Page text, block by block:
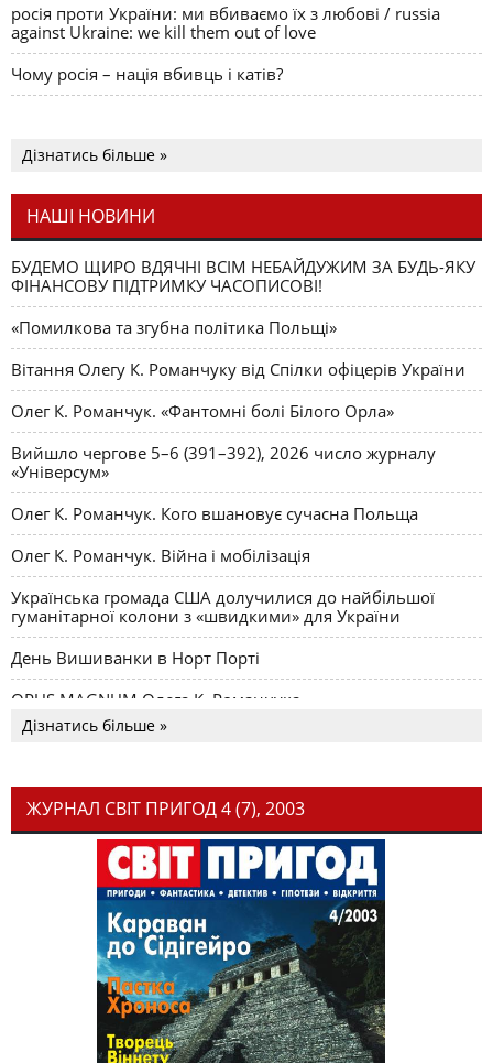
росія проти України: ми вбиваємо їх з любові / russia
against Ukraine: we kill them out of love
Чому росія – нація вбивць і катів?
Дізнатись більше »
НАШІ НОВИНИ
БУДЕМО ЩИРО ВДЯЧНІ ВСІМ НЕБАЙДУЖИМ ЗА БУДЬ-ЯКУ
ФІНАНСОВУ ПІДТРИМКУ ЧАСОПИСОВІ!
«Помилкова та згубна політика Польщі»
Вітання Олегу К. Романчуку від Спілки офіцерів України
Олег К. Романчук. «Фантомні болі Білого Орла»
Вийшло чергове 5–6 (391–392), 2026 число журналу
«Універсум»
Олег К. Романчук. Кого вшановує сучасна Польща
Олег К. Романчук. Війна і мобілізація
Українська громада США долучилися до найбільшої
гуманітарної колони з «швидкими» для України
День Вишиванки в Норт Порті
OPUS MAGNUM Олега К. Романчука
Дізнатись більше »
ЖУРНАЛ СВІТ ПРИГОД 4 (7), 2003